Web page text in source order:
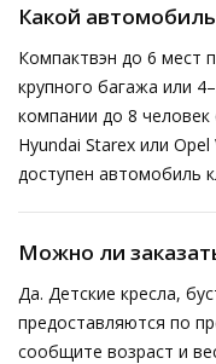
Какой
Компактвэн до 6 мест
крупного багажа или
компании до 8
Hyundai Starex или
доступен автомобиль
Можно ли
Да. Детские кресла,
предоставляются по
сообщите возраст и